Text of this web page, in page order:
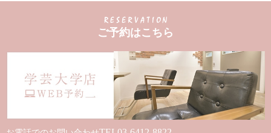
ご予約はこちら